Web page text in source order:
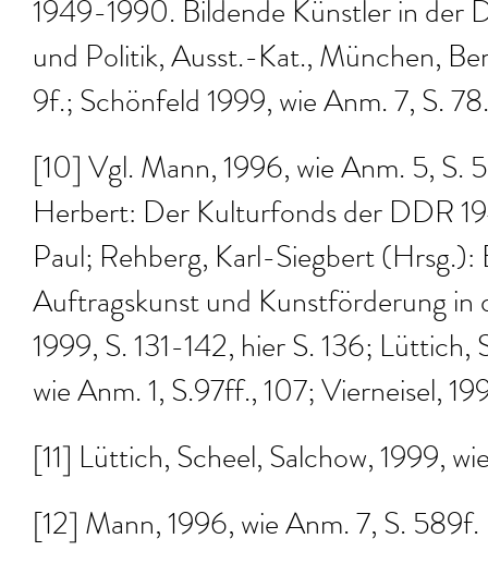
1949-1990. Bildende Künstler in der
und Politik, Ausst.-Kat., München,
9f.; Schönfeld 1999, wie Anm. 7, S. 78.
[10] Vgl. Mann, 1996, wie Anm. 5, S.
Herbert: Der Kulturfonds der DDR
Paul; Rehberg, Karl-Siegbert (Hrsg.):
Auftragskunst und Kunstförderung in
1999, S. 131-142, hier S. 136; Lüttich,
wie Anm. 1, S.97ff., 107; Vierneisel,
[11] Lüttich, Scheel, Salchow, 1999,
[12] Mann, 1996, wie Anm. 7, S. 589f.